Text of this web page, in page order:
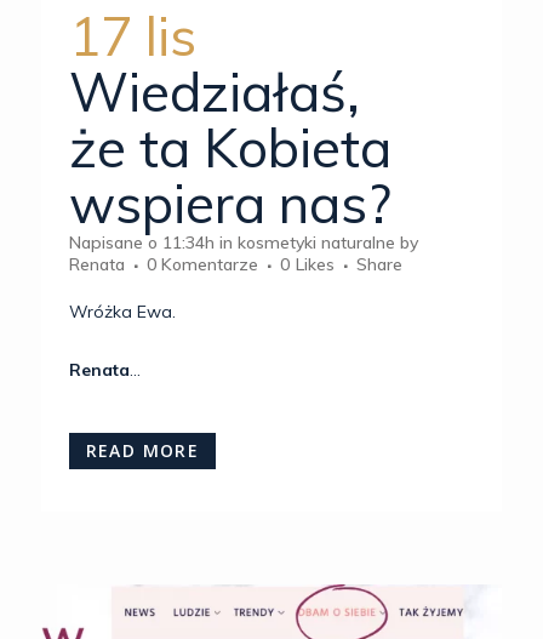
17 lis
Wiedziałaś,
że ta Kobieta
wspiera nas?
Napisane o 11:34h in kosmetyki naturalne by
Renata
0 Komentarze 0 Likes Share
Wróżka Ewa.
Renata
READ MORE